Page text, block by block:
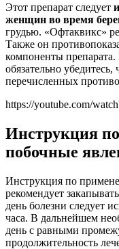
Этот препарат следует
женщин во время
грудью. «Офтаквикс»
Также он
компоненты препарата.
обязательно
перечисленных
https://youtube.com/
Инструкция
побочные
Инструкция по
рекомендует
день болезни следует
часа. В дальнейшем
день с равными
продолжительность